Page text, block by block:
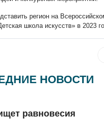
регион на
школа искусств» в 2023
НОВОСТИ
равновесия